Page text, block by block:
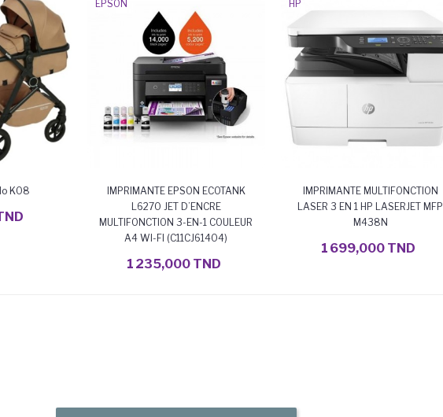
K08
EPSON
IMPRIMANTE EPSON ECOTANK
L6270 JET D’ENCRE
MULTIFONCTION 3-EN-1 COULEUR
A4 WI-FI (C11CJ61404)
1 235,000 TND
HP
IMPRIMANTE MULTIFONCTION
LASER 3 EN 1 HP LASERJET MFP
M438N
1 699,000 TND